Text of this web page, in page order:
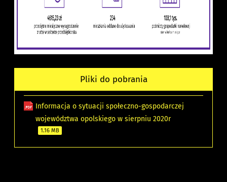
Pliki do pobrania
Informacja o sytuacji społeczno-gospodarczej
województwa opolskiego w sierpniu 2020r
1.16 MB